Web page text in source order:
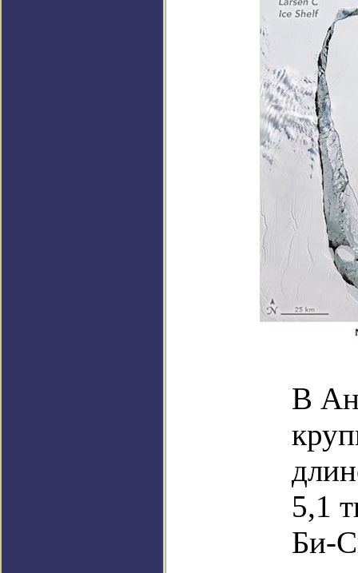
В
5,1
Би-